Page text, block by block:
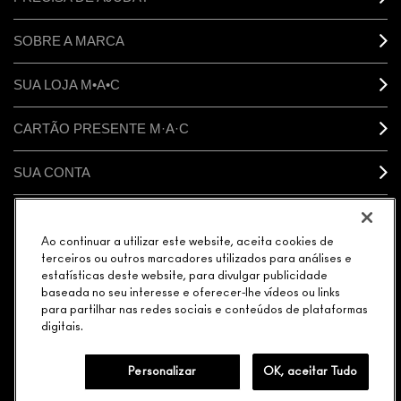
SOBRE A MARCA
SUA LOJA M•A•C
CARTÃO PRESENTE M·A·C
SUA CONTA
GERENCIAR COOKIES DO SITE
© MAKE-UP ART COSMETICS. TODOS OS DIREITOS MUNDIAIS
RESERVADOS.
ELEGÂNCIA DISTRIBUIDORA DE COSMÉTICOS LTDA. | AVENIDA
Ao continuar a utilizar este website, aceita cookies de
terceiros ou outros marcadores utilizados para análises e
estatísticas deste website, para divulgar publicidade
baseada no seu interesse e oferecer-lhe vídeos ou links
para partilhar nas redes sociais e conteúdos de plataformas
digitais.
Personalizar OK, aceitar Tudo